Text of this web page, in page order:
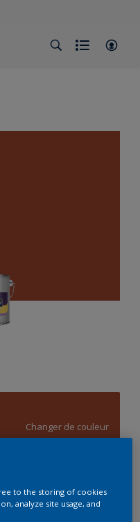
Changer de couleur
5L
to the storing of cookies
analyze site usage, and